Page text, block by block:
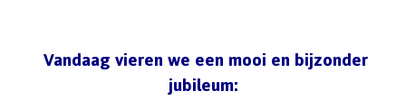
Vandaag vieren we een mooi en bijzonder
jubileum: